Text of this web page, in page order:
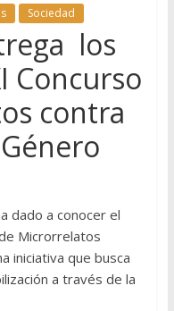
Sociedad
los
Concurso
contra
dado a conocer el
Microrrelatos
iniciativa que busca
a través de la